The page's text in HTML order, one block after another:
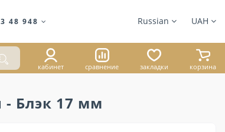
48 948 UAH
Russian
кабинет сравнение закладки корзина
Блэк 17 мм